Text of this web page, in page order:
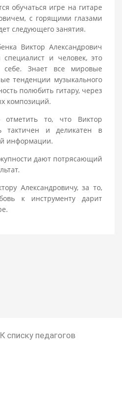
обучаться игре на гитаре
с горящими глазами
следующего занятия.
Виктор Александрович
специалист и человек, это
себе. Знает все мировые
тенденции музыкального
полюбить гитару, через
композиций.
то, что Виктор
тактичен и деликатен в
информации.
дают потрясающий
Александровичу, за то,
к инструменту дарит
К списку педагогов